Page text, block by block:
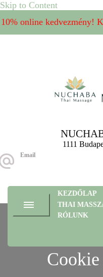
Skip to Content
10% online kedvezmény!
1111
Email
KEZDŐLAP
THAI
RÓLUNK
Cookie